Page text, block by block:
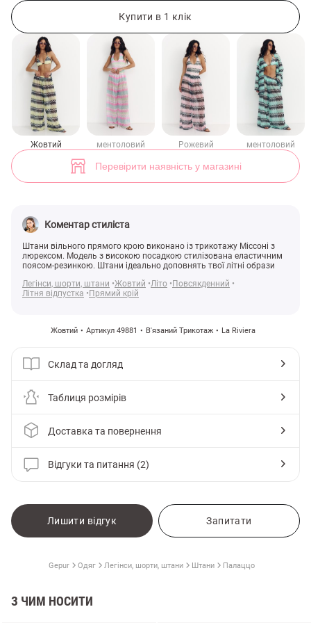
Купити в 1 клік
Жовтий ментоловий Рожевий ментоловий
Перевірити наявність у магазині
Коментар стиліста
Штани вільного прямого крою виконано із трикотажу Міссоні з
люрексом. Модель з високою посадкою стилізована еластичним
поясом-резинкою. Штани ідеально доповнять твої літні образи
Легінси, шорти, штани Жовтий Літо
Повсякденний
Літня відпустка
Прямий крій
Жовтий Артикул 49881 В'язаний Трикотаж La Riviera
Склад та догляд
Таблиця розмірів
Доставка та повернення
Відгуки та питання (2)
Лишити відгук Запитати
Gepur Одяг Легінси, шорти, штани Штани Палаццо
З ЧИМ НОСИТИ
Жовті трикотажні штани вільного крою з люрексом (арт. 49881) ♡